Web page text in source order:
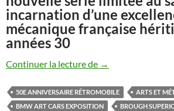
incarnation d’une
mécanique française
années 30
Continuer la lecture de Midual Type 1
→
50E ANNIVERSAIRE RÉTROMOBILE
ARTS ET
BMW ART CARS EXPOSITION
BROUGH